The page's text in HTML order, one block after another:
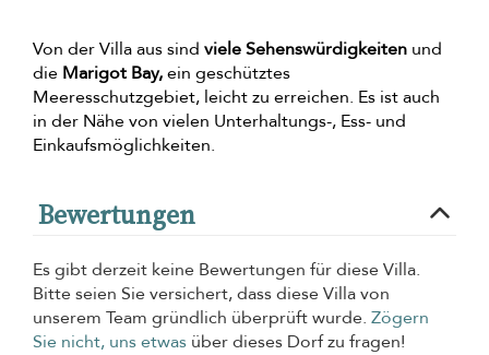
Von der Villa aus sind viele Sehenswürdigkeiten und
die Marigot Bay,ein geschütztes
Meeresschutzgebiet, leicht zu erreichen. Es ist auch
in der Nähe von vielen Unterhaltungs-, Ess- und
Einkaufsmöglichkeiten.
Bewertungen
Es gibt derzeit keine Bewertungen für diese Villa.
Bitte seien Sie versichert, dass diese Villa von
unserem Team gründlich überprüft wurde. Zögern
Sie nicht, uns etwas über dieses Dorf zu fragen!